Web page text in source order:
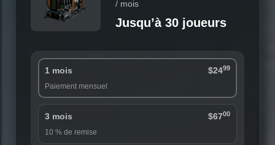
/ mois
Jusqu’à 30 joueurs
1 mois $2499
Paiement mensuel
3 mois $6700
10 % de remise